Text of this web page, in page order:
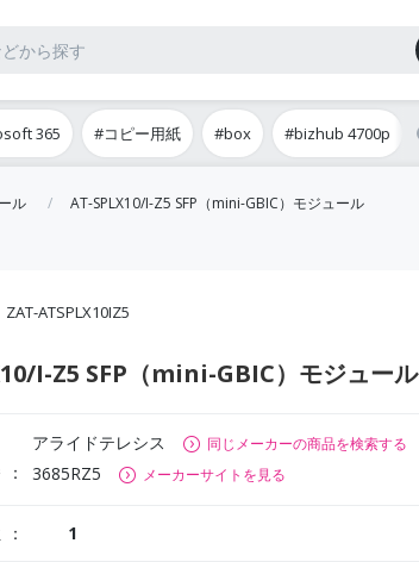
365 #コピー用紙 #box #bizhub 4700p
ル AT-SPLX10/I-Z5 SFP（mini-GBIC）モジュール
ZAT-ATSPLX10IZ5
I-Z5 SFP（mini-GBIC）モジュール
アライドテレシス 同じメーカーの商品を検索する
3685RZ5 メーカーサイトを見る
1